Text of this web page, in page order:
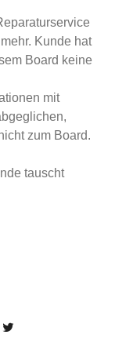
Kunde hat
Board keine
mit
zum Board.
tauscht